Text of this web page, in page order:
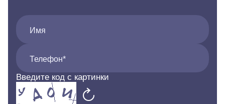
Имя
Телефон*
Введите код с картинки